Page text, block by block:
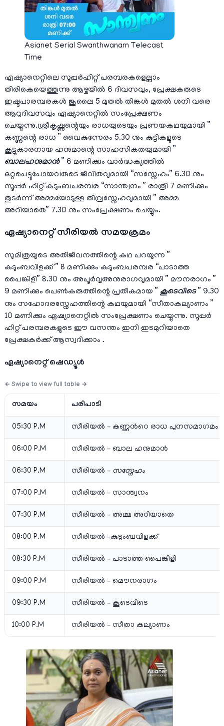
Asianet Serial Swanthwanam Telecast
Time
ഏഷ്യാനെറ്റിലെ സൂപ്പർഹിറ്റ് പരമ്പരകളെല്ലാം
തിരികെയെത്തുന്നു ആഴ്ചയിൽ 6 ദിവസവും, പ്രേക്ഷകരുടെ
ഇഷ്ടപാരമ്പരകൾ ജൂലൈ 5 മുതൽ തിങ്കൾ മുതൽ ശനി വരെ
ആറുദിവസവും ഏഷ്യാനെറ്റിൽ സംപ്രേക്ഷണം
ചെയ്യുന്നു.ശ്രീകൃഷ്ണന്റെയും രാധയുടെയും പ്രണയകഥയുമായി ”
കണ്ണന്റെ രാധ ” വൈകുന്നേരം 5.30 നും കുട്ടികളുടെ
കൂട്ടുകാരനായ ഹനുമാന്റെ സാഹസികതയുമായി ”
ബാലഹനുമാൻ” 6 മണിക്കും വാർദ്ധക്യത്തിൽ
ഒറ്റപെട്ടുപോയവരുടെ ജീവിതവുമായി “സസ്നേഹം” 6.30 നും
സൂപ്പർ ഹിറ്റ് കുടുംബപരമ്പര “സാന്ത്വനം ” രാത്രി 7 മണിക്കും
തുടർന്ന് അമ്മയോടുള്ള തീവ്രസ്നേഹവുമായി ” അമ്മ
അറിയാതെ” 7.30 നും സംപ്രേക്ഷണം ചെയ്യും.
ഏഷ്യാനെറ്റ്‌ സീരിയല്‍ സമയക്രമം
സുമിത്രയുടെ അതിജീവനത്തിന്റെ കഥ പറയുന്ന ”
കുടുംബവിളക്ക് ” 8 മണിക്കും കുടുംബപരമ്പര “പാടാത്ത
പൈങ്കിളി” 8.30 നും അപൂർവ്വഅനുരാഗവുമായി ” മൗനരാഗം ”
9 മണിക്കും പെൺകരുത്തിന്റെ പ്രതീകമായ ” കൂടെവിടെ” 9.30
നും സഹോദരസ്നേഹത്തിന്റെ കഥയുമായി “സീതാകല്യാണം ”
10 മണിക്കും ഏഷ്യാനെറ്റിൽ സംപ്രേക്ഷണം ചെയ്യുന്നു. സൂപ്പർ
ഹിറ്റ് പരമ്പരകളുടെ ഈ വസന്തം ഇനി ഇടമുറിയാതെ
പ്രേക്ഷകർക്ക് ആസ്വദിക്കാം .
ഏഷ്യാനെറ്റ്‌ ഷെഡ്യൂള്‍
സമയം പരിപാടി
05:30 P.M സീരിയല്‍ – കണ്ണന്‍റെ രാധ പുനസമാഗമം
06:00 P.M സീരിയല്‍ – ബാല ഹനുമാന്‍
06:30 P.M സീരിയല്‍ – സസ്നേഹം
07:00 P.M സീരിയല്‍ – സാന്ത്വനം
07:30 P.M സീരിയല്‍ – അമ്മ അറിയാതെ
08:00 P.M സീരിയല്‍ –കുടുംബവിളക്ക്
08:30 P.M സീരിയല്‍ – പാടാത്ത പൈങ്കിളി
09:00 P.M സീരിയല്‍ – മൌനരാഗം
09:30 P.M സീരിയല്‍ – കൂടെവിടെ
10:00 P.M സീരിയല്‍ – സീതാ കല്യാണം